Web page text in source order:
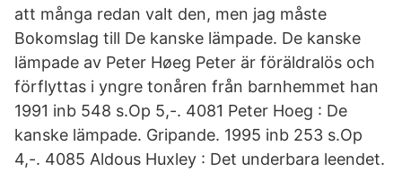
att många redan valt den, men jag måste
Bokomslag till De kanske lämpade. De kanske
lämpade av Peter Høeg Peter är föräldralös och
förflyttas i yngre tonåren från barnhemmet han
1991 inb 548 s.Op 5,-. 4081 Peter Hoeg : De
kanske lämpade. Gripande. 1995 inb 253 s.Op
4,-. 4085 Aldous Huxley : Det underbara leendet.